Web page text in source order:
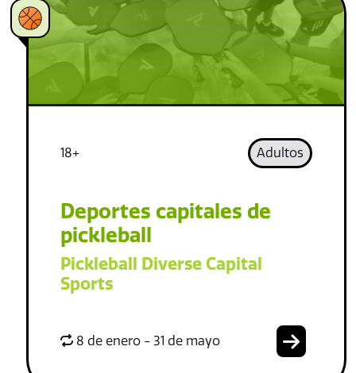
18+ Adultos
Deportes capitales de
pickleball
Pickleball Diverse Capital
Sports
8 de enero - 31 de mayo